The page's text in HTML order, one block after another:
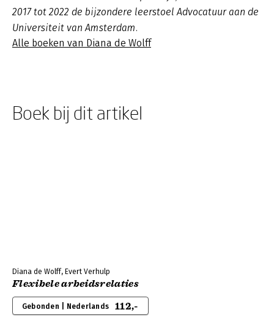
2017 tot 2022 de bijzondere leerstoel Advocatuur aan de
Universiteit van Amsterdam.
Alle boeken van Diana de Wolff
Boek bij dit artikel
Diana de Wolff, Evert Verhulp
Flexibele arbeidsrelaties
Gebonden | Nederlands 112,-